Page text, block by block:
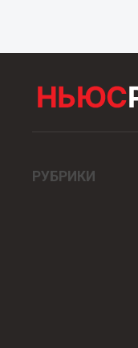
РУБРИКИ